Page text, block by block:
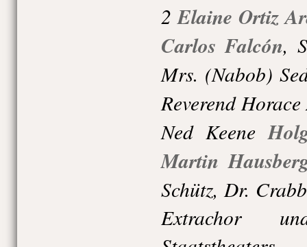
2 Elaine Ortiz
Carlos Falcón,
Mrs. (Nabob)
Reverend Horace
Ned Keene
Martin
Schütz,Dr.
Extrachor